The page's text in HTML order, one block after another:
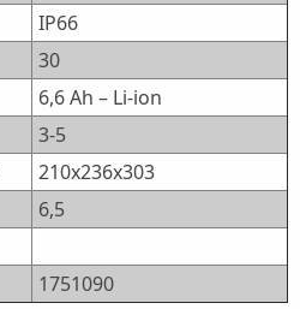
IP66
30
6,6 Ah – Li-ion
3-5
210x236x303
6,5
1751090